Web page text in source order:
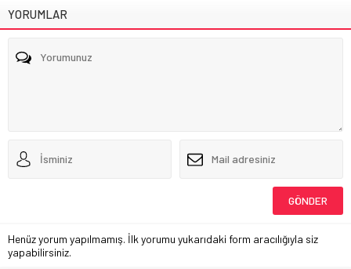
YORUMLAR
Henüz yorum yapılmamış. İlk yorumu yukarıdaki form aracılığıyla siz
yapabilirsiniz.